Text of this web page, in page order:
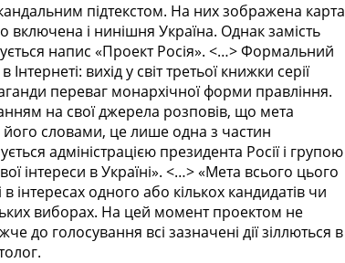
підтекстом. На них зображена карта
і нинішня Україна. Однак замість
напис «Проект Роcія». <…> Формальний
вихід у світ третьої книжки серії
переваг монархічної форми правління.
на свої джерела розповів, що мета
його словами, це лише одна з частин
адміністрацією президента Росії і групою
інтереси в Україні». <…> «Мета всього цього
інтересах одного або кількох кандидатів чи
виборах. На цей момент проектом не
до голосування всі зазначені дії зіллються в